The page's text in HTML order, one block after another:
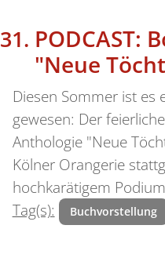
PODCAST:
"Neue
Diesen Sommer ist es
gewesen: Der
Anthologie "Neue
Kölner Orangerie
hochkarätigem
Tag(s):
Buchvorstellung